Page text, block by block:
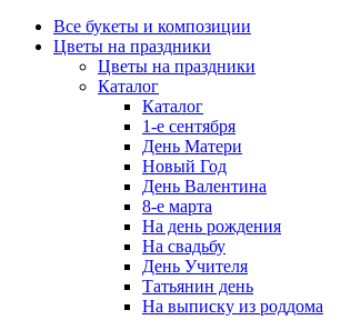
Все букеты и композиции
Цветы на праздники
Цветы на праздники
Каталог
Каталог
1-е сентября
День Матери
Новый Год
День Валентина
8-е марта
На день рождения
На свадьбу
День Учителя
Татьянин день
На выписку из роддома